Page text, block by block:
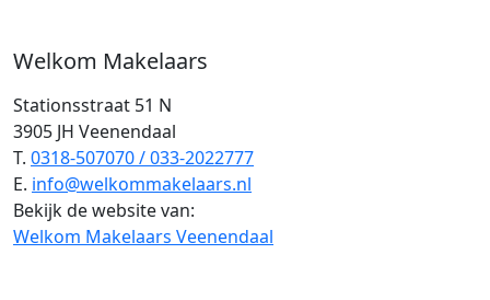
Welkom Makelaars
Stationsstraat 51 N
3905 JH Veenendaal
T. 0318-507070 / 033-2022777
E. info@welkommakelaars.nl
Bekijk de website van:
Welkom Makelaars Veenendaal